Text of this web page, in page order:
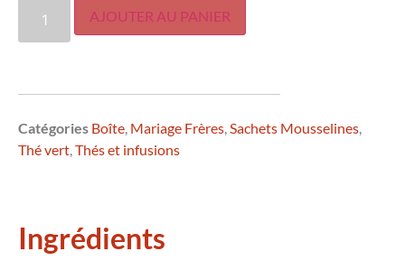
AJOUTER AU PANIER
Catégories Boîte Mariage Frères Sachets Mousselines
Thé vert Thés et infusions
Ingrédients